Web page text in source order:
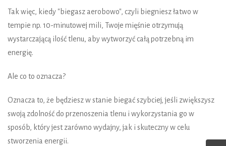
Tak więc, kiedy "biegasz aerobowo", czyli biegniesz łatwo w
tempie np. 10-minutowej mili, Twoje mięśnie otrzymują
wystarczającą ilość tlenu, aby wytworzyć całą potrzebną im
energię.
Ale co to oznacza?
Oznacza to, że będziesz w stanie biegać szybciej, jeśli zwiększysz
swoją zdolność do przenoszenia tlenu i wykorzystania go w
sposób, który jest zarówno wydajny, jak i skuteczny w celu
stworzenia energii.